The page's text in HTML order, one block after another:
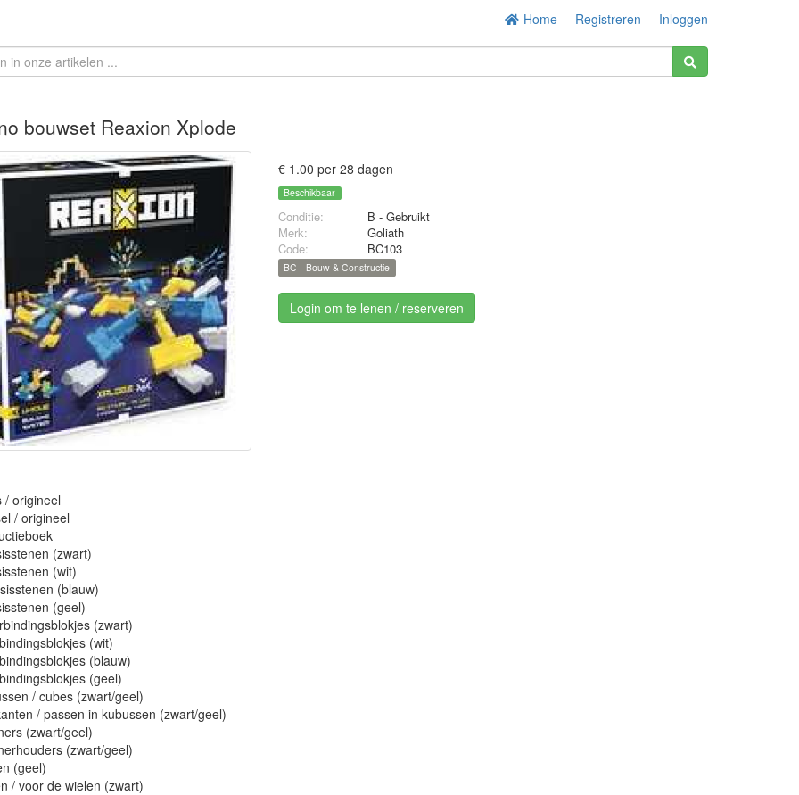
Home Registreren Inloggen
bouwset Reaxion Xplode
/ origineel
/ origineel
(zwart)
(wit)
(blauw)
(geel)
(zwart)
(wit)
(blauw)
(geel)
/ cubes (zwart/geel)
/ passen in kubussen (zwart/geel)
(zwart/geel)
(zwart/geel)
(geel)
/ voor de wielen (zwart)
€ 1.00 per 28 dagen
Beschikbaar
Conditie:
B - Gebruikt
Merk:
Goliath
Code:
BC103
BC - Bouw & Constructie
Login om te lenen / reserveren